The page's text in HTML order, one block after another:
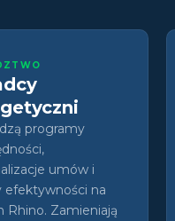
programy
umów i
efektywności na
Rhino. Zamieniają